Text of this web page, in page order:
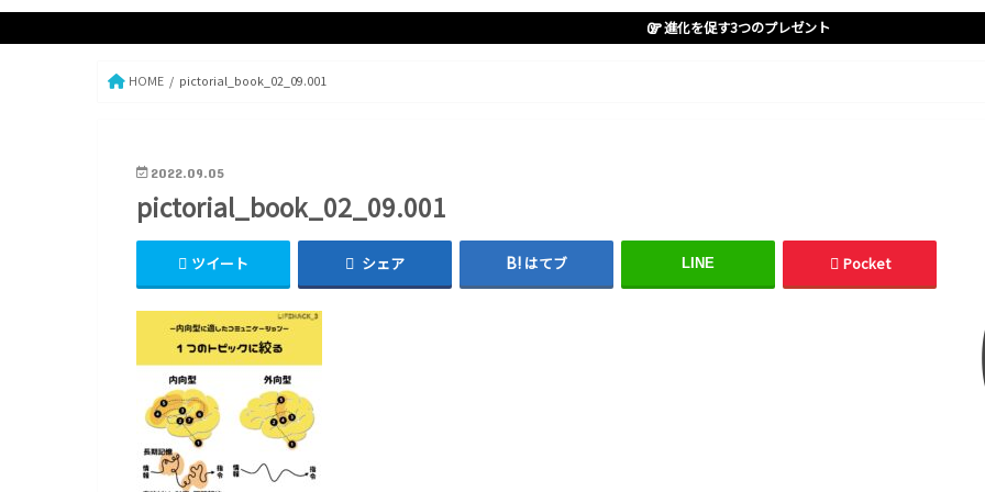
進化を促す3つのプレゼント
HOME pictorial_book_02_09.001
2022.09.05
pictorial_book_02_09.001
ツイート シェア はてブ LINE Pocket